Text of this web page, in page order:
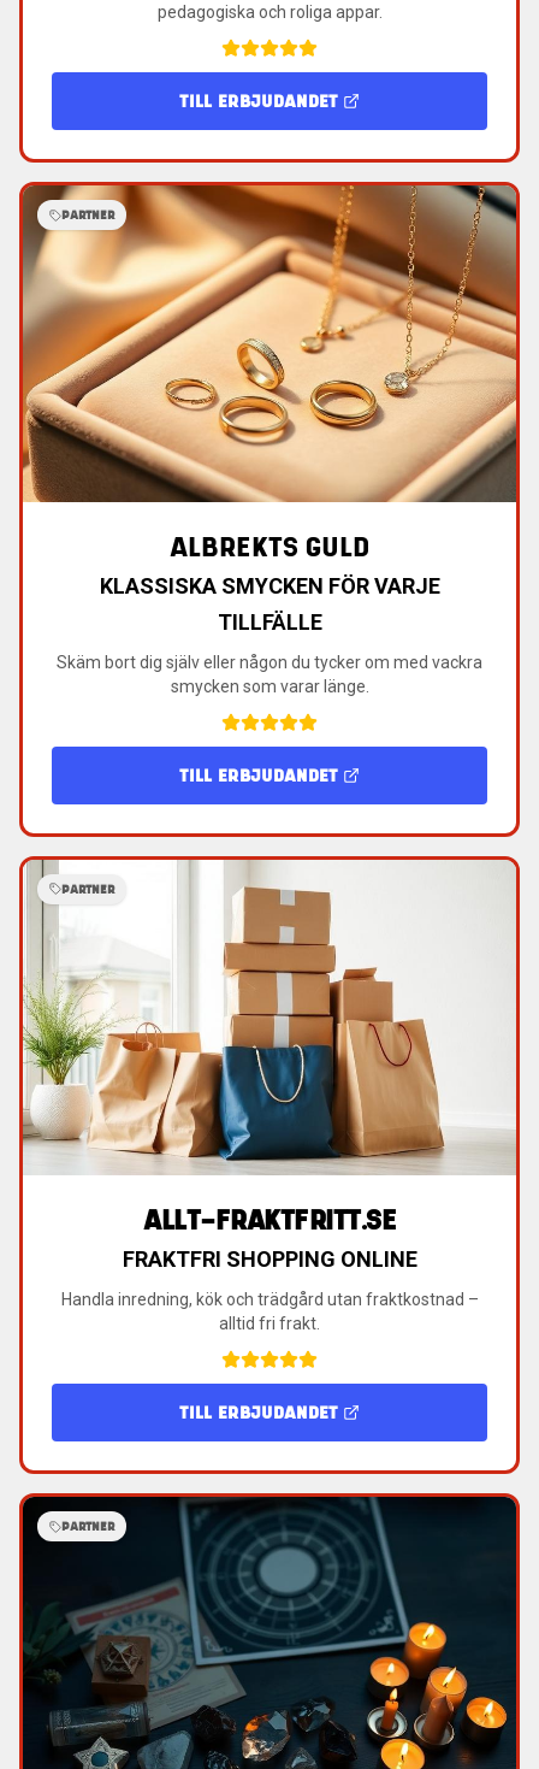
pedagogiska och roliga appar.
TILL ERBJUDANDET
PARTNER
ALBREKTS GULD
KLASSISKA SMYCKEN FÖR VARJE
TILLFÄLLE
Skäm bort dig själv eller någon du tycker om med vackra
smycken som varar länge.
TILL ERBJUDANDET
PARTNER
ALLT-FRAKTFRITT.SE
FRAKTFRI SHOPPING ONLINE
Handla inredning, kök och trädgård utan fraktkostnad –
alltid fri frakt.
TILL ERBJUDANDET
PARTNER